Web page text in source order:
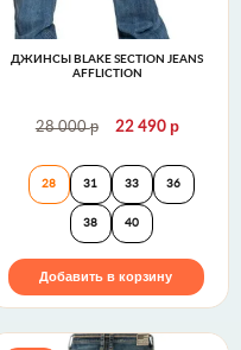
BLAKE CRAWLEY
ДЖИНСЫ BLAKE SECTION JEANS
AFFLICTION
28 000р 22 490 р
Джинсы Blake
28 31 33 36
38 40
Добавить в корзину